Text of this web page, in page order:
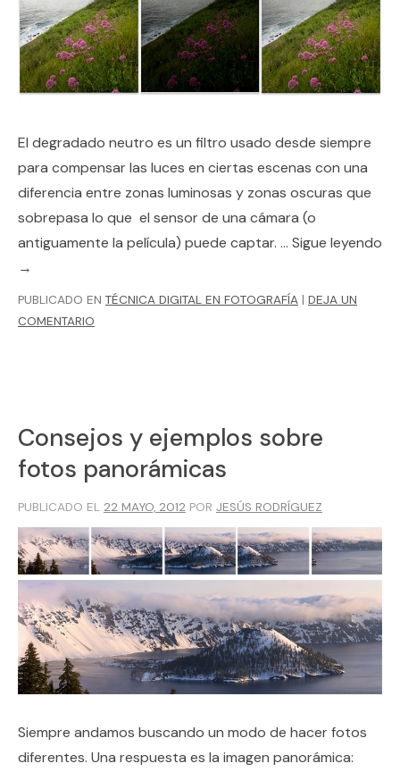
El degradado neutro es un filtro usado desde siempre
para compensar las luces en ciertas escenas con una
diferencia entre zonas luminosas y zonas oscuras que
sobrepasa lo que el sensor de una cámara (o
antiguamente la película) puede captar. … Sigue leyendo
→
PUBLICADO EN TÉCNICA DIGITAL EN FOTOGRAFÍA | DEJA UN
COMENTARIO
Consejos y ejemplos sobre
fotos panorámicas
PUBLICADO EL 22 MAYO, 2012 POR JESÚS RODRÍGUEZ
Siempre andamos buscando un modo de hacer fotos
diferentes. Una respuesta es la imagen panorámica: